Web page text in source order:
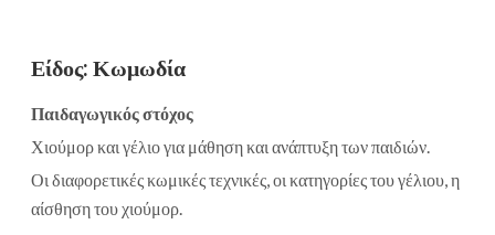
Είδος: Κωμωδία
Παιδαγωγικός στόχος
Χιούμορ και γέλιο για μάθηση και ανάπτυξη των παιδιών.
Οι διαφορετικές κωμικές τεχνικές, οι κατηγορίες του γέλιου, η
αίσθηση του χιούμορ.